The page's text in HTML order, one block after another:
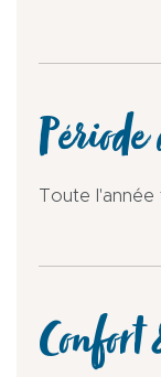
Toute
Confort